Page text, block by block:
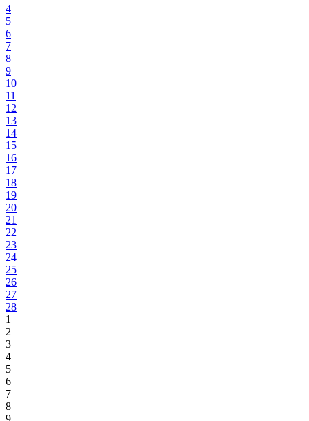
4
5
6
7
8
9
10
11
12
13
14
15
16
17
18
19
20
21
22
23
24
25
26
27
28
1
2
3
4
5
6
7
8